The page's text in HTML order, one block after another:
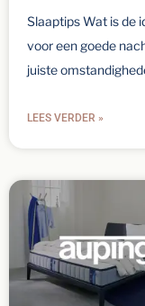
Slaaptips Wat is de
voor een goede
juiste
LEES VERDER »